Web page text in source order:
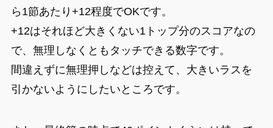
ら1節あたり+12程度でOKです。
+12はそれほど大きくない1トップ分のスコアなの
で、無理しなくともタッチできる数字です。
間違えずに無理押しなどは控えて、大きいラスを
引かないようにしたいところです。